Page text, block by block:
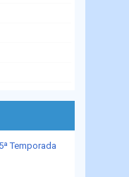
Temporada